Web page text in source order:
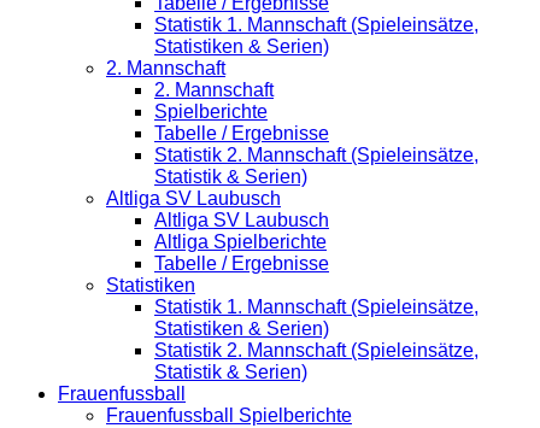
Statistik 1. Mannschaft (Spieleinsätze,
Statistiken & Serien)
2. Mannschaft
2. Mannschaft
Spielberichte
Tabelle / Ergebnisse
Statistik 2. Mannschaft (Spieleinsätze,
Statistik & Serien)
Altliga SV Laubusch
Altliga SV Laubusch
Altliga Spielberichte
Tabelle / Ergebnisse
Statistiken
Statistik 1. Mannschaft (Spieleinsätze,
Statistiken & Serien)
Statistik 2. Mannschaft (Spieleinsätze,
Statistik & Serien)
Frauenfussball
Frauenfussball Spielberichte